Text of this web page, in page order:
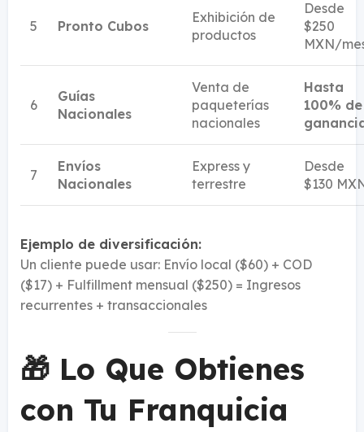
5 Pronto Cubos
Exhibición de
productos
Desde
$250
MXN/
6
Guías
Nacionales
Venta de
paqueterías
nacionales
Hasta
100% de
7
Envíos
Nacionales
Express y
terrestre
Desde
$130
Ejemplo de diversificación:
Un cliente puede usar: Envío local ($60) + COD
($17) + Fulfillment mensual ($250) = Ingresos
recurrentes + transaccionales
🎁 Lo Que Obtienes
con Tu Franquicia